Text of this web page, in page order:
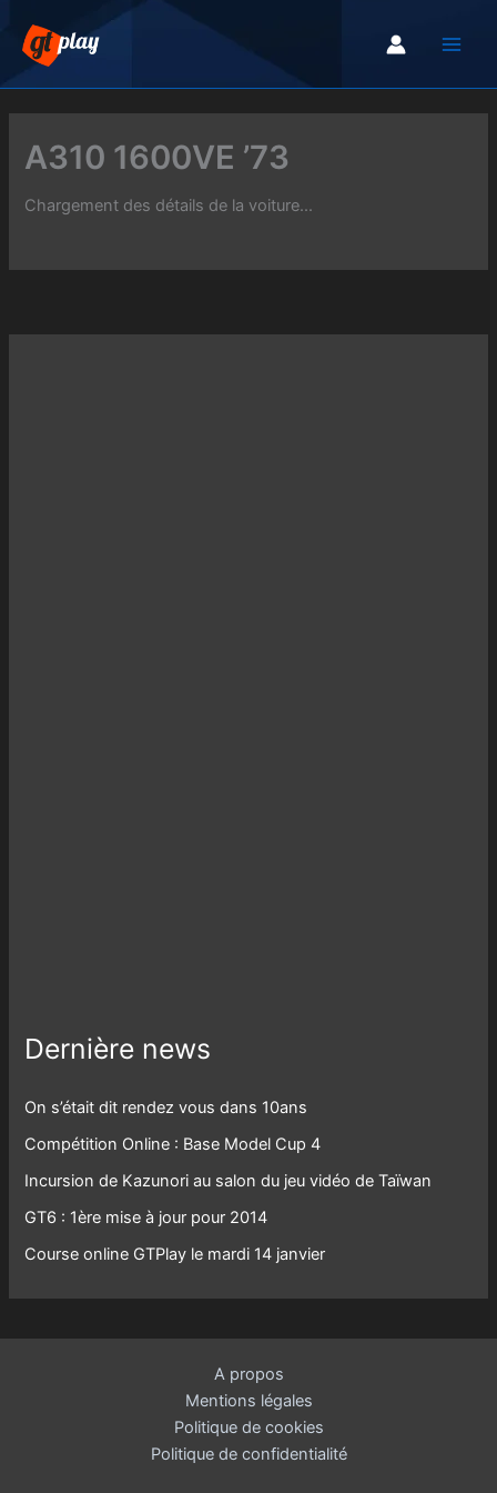
contenu
A310 1600VE ’73
Chargement des détails de la voiture...
Dernière news
On s’était dit rendez vous dans 10ans
Compétition Online : Base Model Cup 4
Incursion de Kazunori au salon du jeu vidéo de Taïwan
GT6 : 1ère mise à jour pour 2014
Course online GTPlay le mardi 14 janvier
A propos
Mentions légales
Politique de cookies
Politique de confidentialité